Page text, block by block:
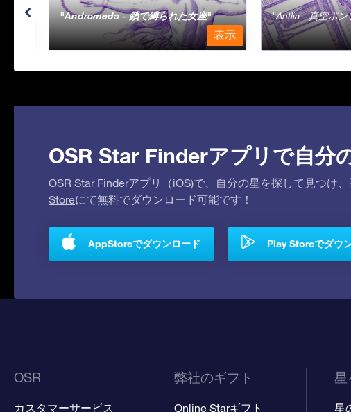
Andromeda - 鎖で縛られた女座
表示
Antlia - 真空ポン
OSR Star Finderアプリで自分
OSR Star Finderアプリ（iOS)で、自分の星を探して見つけ
Storeにて無料でダウンロード可能です！
AppStoreでダウンロード Play Storeでダウ
OSR
カスタマーサービス
弊社のギフト
Online Starギフト
星
星